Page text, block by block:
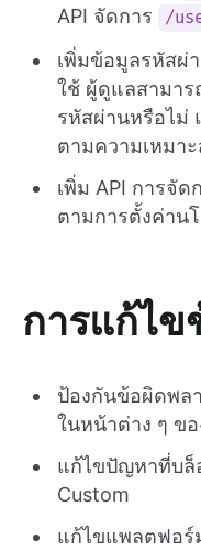
API จัดการ
/
เพิ่มข้อมูลรหัสผ่
ใช้ ผู้ดูแลสามาร
รหัสผ่านหรือไม่
ตามความเหมา
เพิ่ม API การจั
ตามการตั้งค่าน
การแก้ไ
ป้องกันข้อผิดพล
ในหน้าต่าง ๆ ข
แก้ไขปัญหาที่บล็
Custom
แก้ไขแพลตฟอร์